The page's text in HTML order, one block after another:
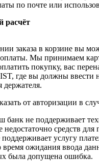
по почте или
расчёт
заказа в корзине вы
Мы принимаем
покупку, вас
где вы должны ввести
держателя.
от авторизации в
банк не поддерживает
недостаточно средств для
услугу
время ожидания ввода
была допущена ошибка.